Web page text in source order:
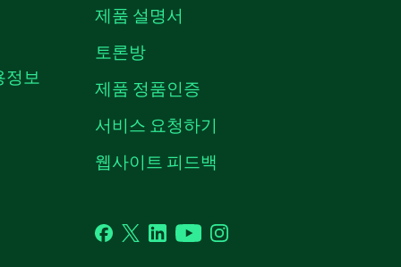
보
제품 설명서
토론방
제품 정품인증
서비스 요청하기
웹사이트 피드백
Facebook
TwitterLinkedInYouTubeInstagram